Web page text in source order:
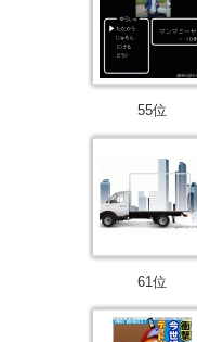
55位
61位